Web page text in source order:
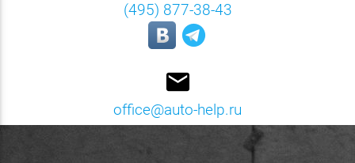
(495) 877-38-43
email
office@auto-help.ru